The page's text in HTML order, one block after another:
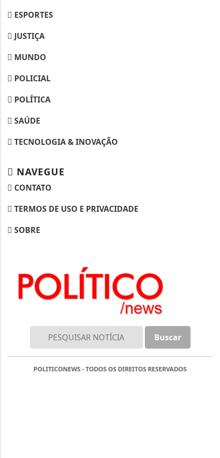
ESPORTES
JUSTIÇA
MUNDO
POLICIAL
POLÍTICA
SAÚDE
TECNOLOGIA & INOVAÇÃO
NAVEGUE
CONTATO
TERMOS DE USO E PRIVACIDADE
SOBRE
POLITICONEWS - TODOS OS DIREITOS RESERVADOS